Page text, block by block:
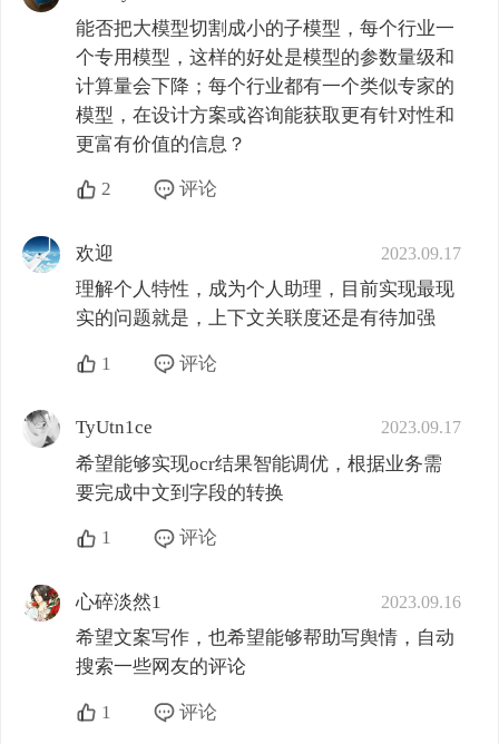
能否把大模型切割成小的子模型，每个行业一
个专用模型，这样的好处是模型的参数量级和
计算量会下降；每个行业都有一个类似专家的
模型，在设计方案或咨询能获取更有针对性和
更富有价值的信息？
2 评论
欢迎 2023.09.17
理解个人特性，成为个人助理，目前实现最现
实的问题就是，上下文关联度还是有待加强
1 评论
TyUtn1ce 2023.09.17
希望能够实现ocr结果智能调优，根据业务需
要完成中文到字段的转换
1 评论
心碎淡然1 2023.09.16
希望文案写作，也希望能够帮助写舆情，自动
搜索一些网友的评论
1 评论